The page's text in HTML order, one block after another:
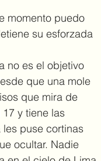
momento puedo
su esforzada
que una mole
que mira de
y tiene las
puse cortinas
ocultar. Nadie